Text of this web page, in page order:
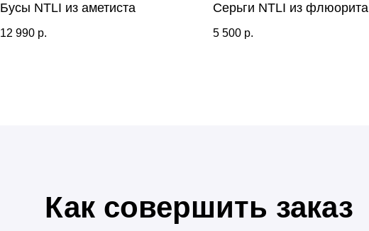
Бусы NTLI из аметиста
12 990 р.
Серьги NTLI из флюорита
5 500 р.
Как совершить заказ